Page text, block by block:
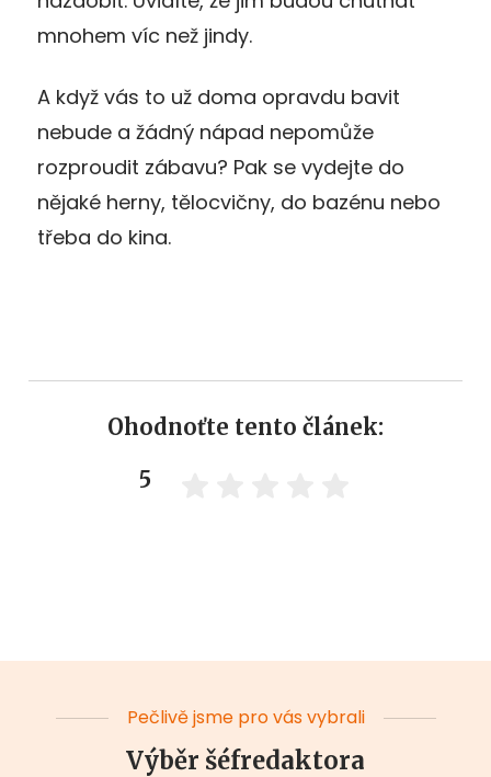
mnohem víc než jindy.
A když vás to už doma opravdu bavit
nebude a žádný nápad nepomůže
rozproudit zábavu? Pak se vydejte do
nějaké herny, tělocvičny, do bazénu nebo
třeba do kina.
Ohodnoťte tento článek:
5
Pečlivě jsme pro vás vybrali
Výběr šéfredaktora